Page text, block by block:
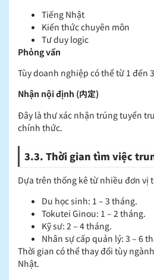
Tiếng Nhật
Kiến thức chuyên môn
Tư duy logic
Phỏng vấn
Tùy doanh nghiệp có thể từ 1 đến
Nhận nội định (内定)
Đây là thư xác nhận trúng tuyển
chính thức.
3.3. Thời gian tìm việc
Dựa trên thống kê từ nhiều đơn vị
Du học sinh: 1 – 3 tháng.
Tokutei Ginou: 1 – 2 tháng.
Kỹ sư: 2 – 4 tháng.
Nhân sự cấp quản lý: 3 – 6
Thời gian có thể thay đổi tùy
Nhật.